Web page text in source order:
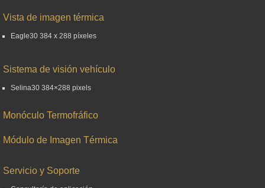
Vista de imagen térmica
Eagle30 384 x 288 píxeles
Sistema de visión vehículo
Selina30 384×288 pixels
Monóculo Termofráfico
Módulo de Imagen Térmica
Servicio y Soporte